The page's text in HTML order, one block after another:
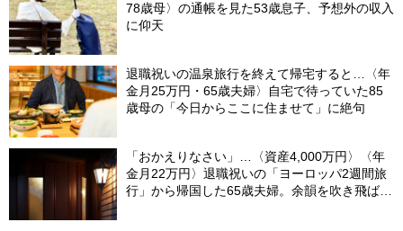
78歳母〉の通帳を見た53歳息子、予想外の収入
に仰天
退職祝いの温泉旅行を終えて帰宅すると…〈年
金月25万円・65歳夫婦〉自宅で待っていた85
歳母の「今日からここに住ませて」に絶句
「おかえりなさい」…〈資産4,000万円〉〈年
金月22万円〉退職祝いの「ヨーロッパ2週間旅
行」から帰国した65歳夫婦。余韻を吹き飛ばし